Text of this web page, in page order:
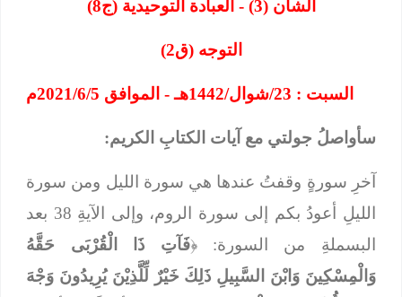
الشأن (3) - العبادة التوحيدية (ج8)
التوجه (ق2)
السبت : 23/شوال/1442هـ - الموافق 2021/6/5م
سأواصلُ جولتي مع آيات الكتابِ الكريم:
آخرِ سورةٍ وقفتُ عندها هي سورة الليل ومن سورة
الليلِ أعودُ بكم إلى سورة الروم، وإلى الآيةِ 38 بعد
البسملةِ من السورة: ﴿فَآتِ ذَا الْقُرْبَى حَقَّهُ
وَالْمِسْكِينَ وَابْنَ السَّبِيلِ ذَلِكَ خَيْرٌ لِّلَّذِيْنَ يُرِيدُونَ وَجْهَ